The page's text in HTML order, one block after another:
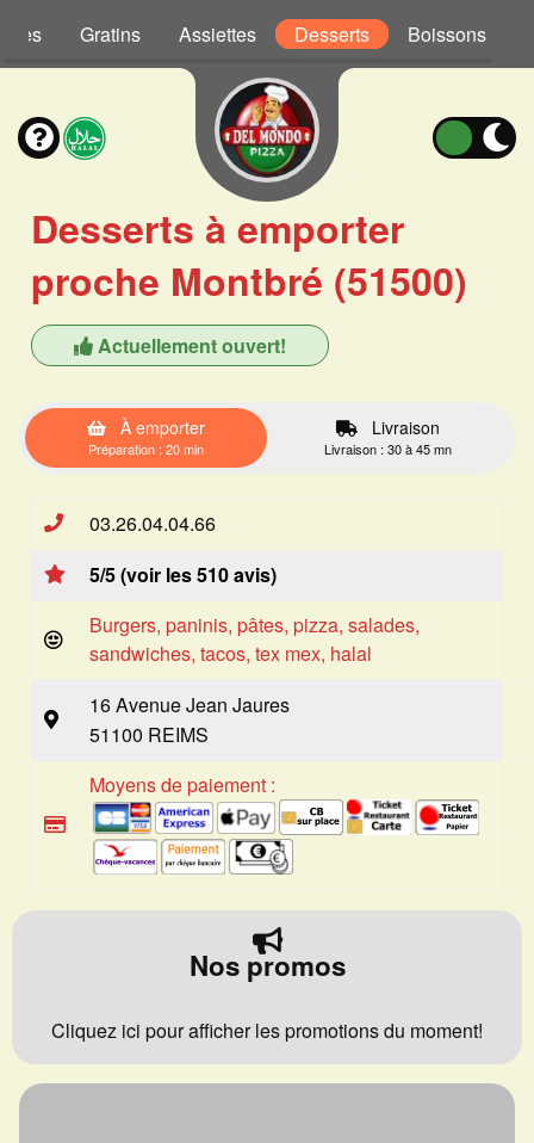
Gratins Assiettes Desserts Boissons
Desserts à emporter
proche Montbré (51500)
Actuellement ouvert!
À emporter
Préparation : 20 min
Livraison
Livraison : 30 à 45 mn
03.26.04.04.66
5/5 (voir les 510 avis)
Burgers, paninis, pâtes, pizza, salades,
sandwiches, tacos, tex mex, halal
16 Avenue Jean Jaures
51100 REIMS
Moyens de paiement :
Nos promos
Cliquez ici pour afficher les promotions du moment!